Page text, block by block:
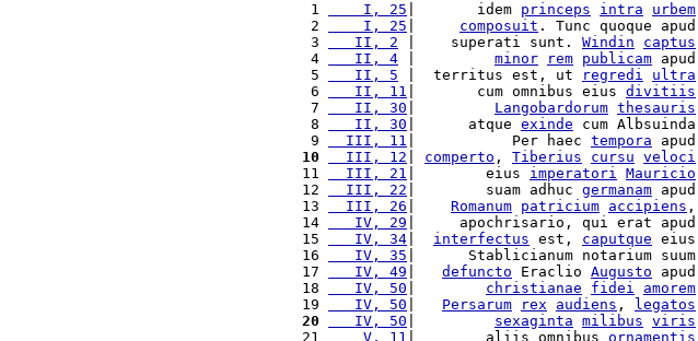
1
    I, 25
|       idem princeps intra urbem
2
    I, 25
composuit . Tunc quoque apud
3
   II, 2
|    superati sunt. Windin captus
4
   II, 4
minor rem publicam apud
5
   II, 5
|  territus est, ut regredi ultra
6
   II, 11
|       cum omnibus eius divitiis
7
   II, 30
Langobardorum thesauris
8
   II, 30
|      atque exinde cum Albsuinda
9
  III, 11
|           Per haec tempora apud
10
  III, 12
comperto , Tiberius cursu veloci
11
  III, 21
|        eius imperatori Mauricio
12
  III, 22
|        suam adhuc germanam apud
13
  III, 26
Romanum patricium accipiens ,
14
   IV, 29
|     apochrisario, qui erat apud
15
   IV, 34
interfectus est, caputque eius
16
   IV, 35
|      Stablicianum notarium suum
17
   IV, 49
defuncto Eraclio Augusto apud
18
   IV, 50
christianae fidei amorem
19
   IV, 50
Persarum rex audiens , legatos
20
   IV, 50
sexaginta milibus viris
21
    V, 11
|        aliis omnibus ornamentis